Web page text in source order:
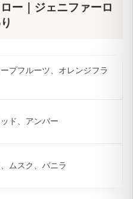
ー｜ジェニファーロ
プフルーツ、オレンジフラ
ド、アンバー
ムスク、バニラ